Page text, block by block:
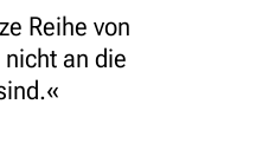
Reihe von
an die